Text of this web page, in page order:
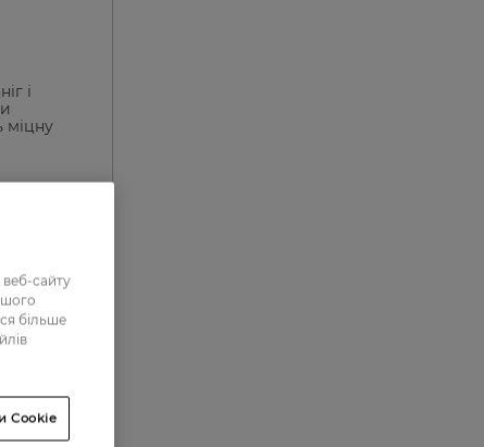
і
міцну
сайту
більше
Cookie